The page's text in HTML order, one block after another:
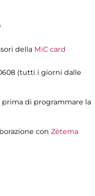
della MiC card
(tutti i giorni dalle
prima di programmare la
con Zètema